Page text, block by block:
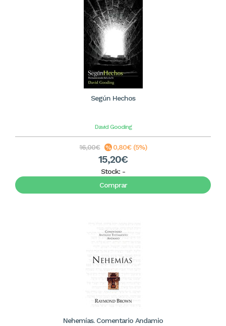
Según Hechos
David Gooding
16,00€ 0,80€ (5%)
15,20€
Stock: -
Comprar
Nehemías. Comentario Andamio